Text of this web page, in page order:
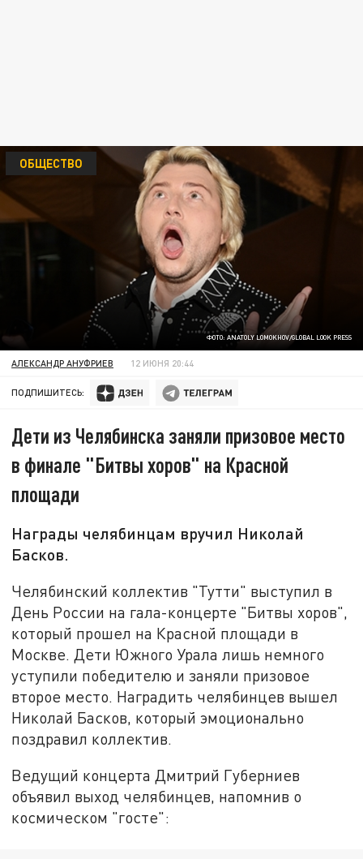
ФОТО: ANATOLY LOMOKHOV/GLOBAL LOOK PRESS
ОБЩЕСТВО
АЛЕКСАНДР АНУФРИЕВ 12 ИЮНЯ 20:44
ПОДПИШИТЕСЬ:
Дети из Челябинска заняли призовое место
в финале "Битвы хоров" на Красной
площади
Награды челябинцам вручил Николай
Басков.
Челябинский коллектив "Тутти" выступил в
День России на гала-концерте "Битвы хоров",
который прошел на Красной площади в
Москве. Дети Южного Урала лишь немного
уступили победителю и заняли призовое
второе место. Наградить челябинцев вышел
Николай Басков, который эмоционально
поздравил коллектив.
Ведущий концерта Дмитрий Губерниев
объявил выход челябинцев, напомнив о
космическом "госте":